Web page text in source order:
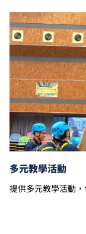
以上資料只
多元教學活動
提供多元教學活動